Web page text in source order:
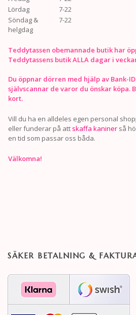
Lördag
7-22
Söndag &
helgdag
7-22
Teddytassen obemannade butik har
Teddytassens butik ALLA dagar i
Du öppnar dörren med hjälp av Bank-
självscannar de varor du önskar köpa.
kort.
Vill du ha en alldeles egen personal
eller funderar på att skaffa kaniner så
en tid som passar oss båda.
Välkomna!
SÄKER BETALNING &